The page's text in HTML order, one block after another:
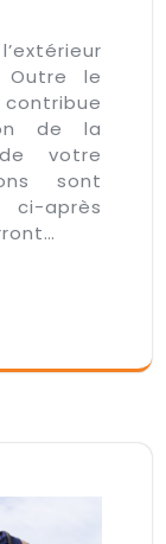
Outre le
de la
votre
sont
après